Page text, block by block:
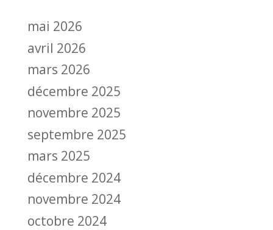
mai 2026
avril 2026
mars 2026
décembre 2025
novembre 2025
septembre 2025
mars 2025
décembre 2024
novembre 2024
octobre 2024